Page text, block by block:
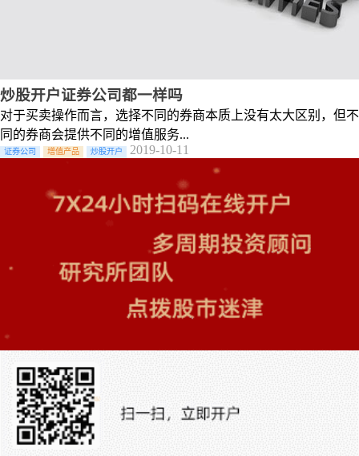
炒股开户证券公司都一样吗
对于买卖操作而言，选择不同的券商本质上没有太大区别，但不
同的券商会提供不同的增值服务...
证券公司 增值产品 炒股开户 2019-10-11